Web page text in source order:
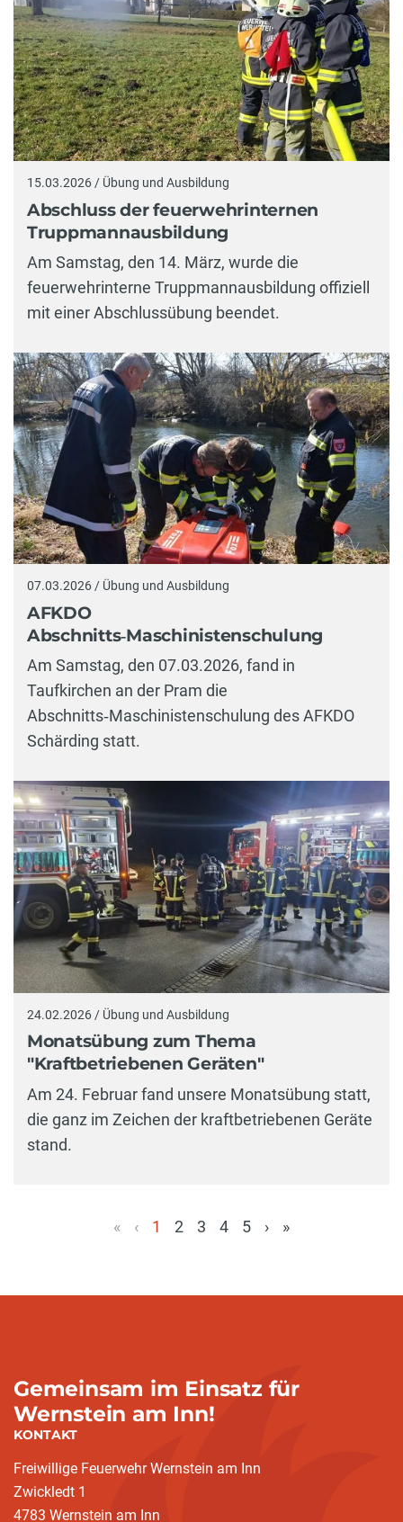
15.03.2026 / Übung und Ausbildung
Abschluss der feuerwehrinternen
Truppmannausbildung
Am Samstag, den 14. März, wurde die
feuerwehrinterne Truppmannausbildung offiziell
mit einer Abschlussübung beendet.
07.03.2026 / Übung und Ausbildung
AFKDO
Abschnitts‑Maschinistenschulung
Am Samstag, den 07.03.2026, fand in
Taufkirchen an der Pram die
Abschnitts‑Maschinistenschulung des AFKDO
Schärding statt.
24.02.2026 / Übung und Ausbildung
Monatsübung zum Thema
"Kraftbetriebenen Geräten"
Am 24. Februar fand unsere Monatsübung statt,
die ganz im Zeichen der kraftbetriebenen Geräte
stand.
« ‹
1
2 3 4 5 › »
Gemeinsam im Einsatz für
Wernstein am Inn!
KONTAKT
Freiwillige Feuerwehr Wernstein am Inn
Zwickledt 1
4783 Wernstein am Inn